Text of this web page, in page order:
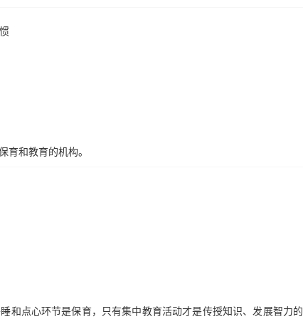
育和教育的机构。
和点心环节是保育，只有集中教育活动才是传授知识、发展智力的